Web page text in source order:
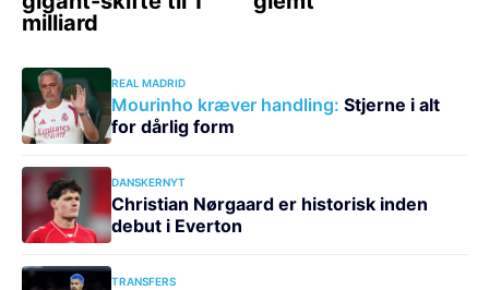
REAL MADRID
Mourinho kræver handling: Stjerne i alt
for dårlig form
DANSKERNYT
Christian Nørgaard er historisk inden
debut i Everton
TRANSFERS